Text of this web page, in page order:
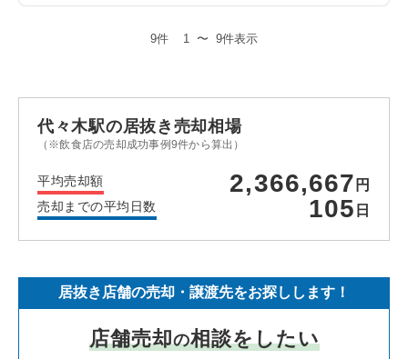
9件 1 〜 9件表示
代々木駅の居抜き売却相場
（※飲食店の売却成功事例9件から算出）
平均売却額 2,366,667 円
売却までの平均日数 105 日
居抜き店舗の売却・譲渡先をお探しします！
店舗売却の相談をしたい